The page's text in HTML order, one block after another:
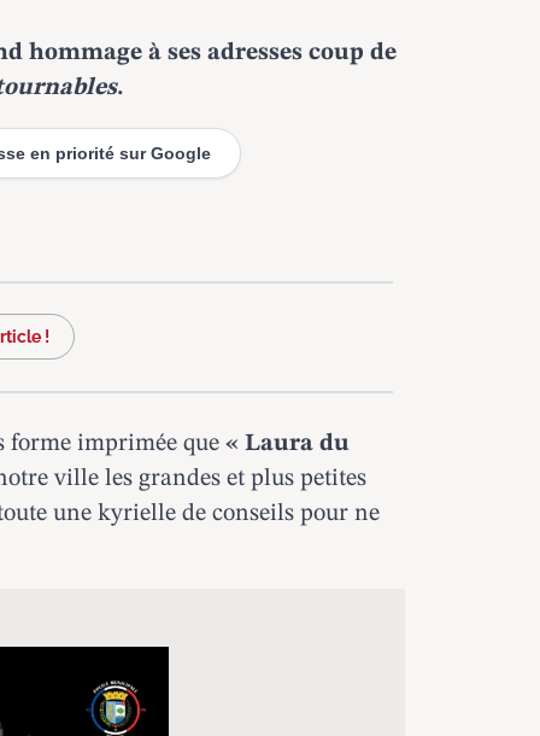
à ses adresses coup de
.
en priorité sur Google
!
forme imprimée que« Laura du
ville les grandes et plus petites
une kyrielle de conseils pour ne